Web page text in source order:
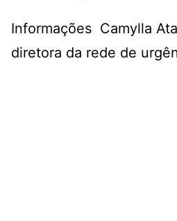
Informações Camylla
diretora da rede de